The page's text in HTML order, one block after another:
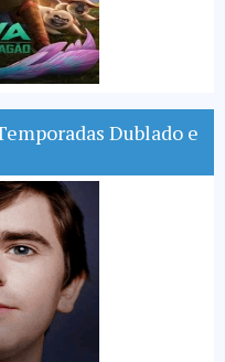
Dublado e